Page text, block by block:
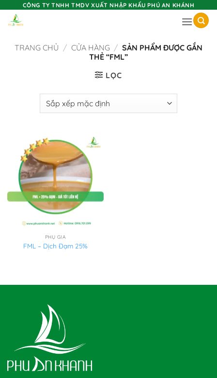
CÔNG TY TNHH TMDV XUẤT NHẬP KHẨU PHÚ AN KHÁNH
TRANG CHỦ / CỬA HÀNG / SẢN PHẨM ĐƯỢC GẮN
THẺ “FML”
LỌC
PHỤ GIA
FML – Dịch Đạm 25%